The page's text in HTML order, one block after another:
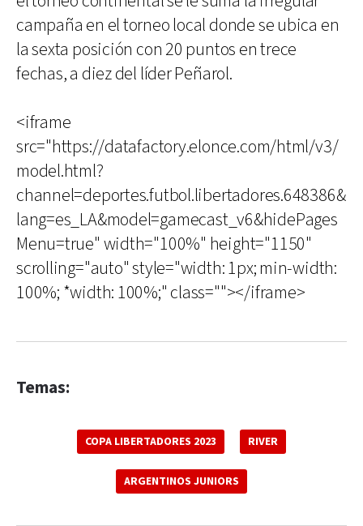
campaña en el torneo local donde se ubica en
la sexta posición con 20 puntos en trece
fechas, a diez del líder Peñarol.
<iframe
src="https://datafactory.elonce.com/html/v3/
model.html?
channel=deportes.futbol.libertadores.648386&
lang=es_LA&model=gamecast_v6&hidePages
Menu=true" width="100%" height="1150"
scrolling="auto" style="width: 1px; min-width:
100%; *width: 100%;" class=""></iframe>
Temas:
COPA LIBERTADORES 2023 RIVER
ARGENTINOS JUNIORS